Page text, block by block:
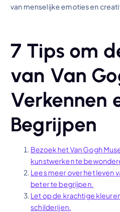
van menselijke emoties en
7 Tips om
van Van
Verkennen
Begrijpen
Bezoek het Van Gogh
kunstwerken te
Lees meer over het leven
beter te begrijpen.
Let op de krachtige
schilderijen.